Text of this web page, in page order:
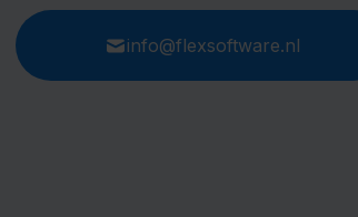
info@flexsoftware.nl